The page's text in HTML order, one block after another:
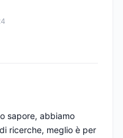
sapore, abbiamo
ricerche, meglio è per